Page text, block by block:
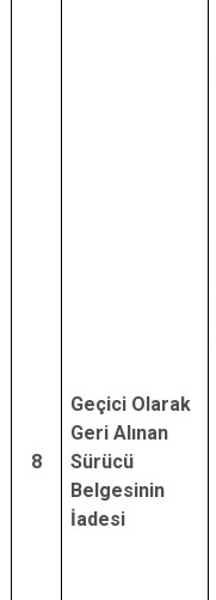
8
Geçici Olarak
Geri Alınan
Sürücü
Belgesinin
İadesi